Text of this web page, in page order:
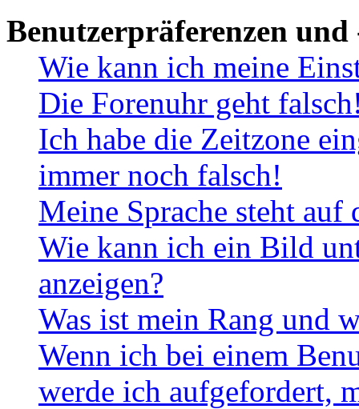
Benutzerpräferenzen und
Wie kann ich meine
Die Forenuhr geht
Ich habe die Zeitzone
immer noch falsch!
Meine Sprache steht
Wie kann ich ein Bild
anzeigen?
Was ist mein Rang und
Wenn ich bei einem
werde ich aufgefordert,